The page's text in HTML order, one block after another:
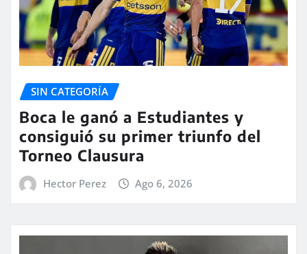
SIN CATEGORÍA
Boca le ganó a Estudiantes y
consiguió su primer triunfo del
Torneo Clausura
Hector Perez Ago 6, 2026